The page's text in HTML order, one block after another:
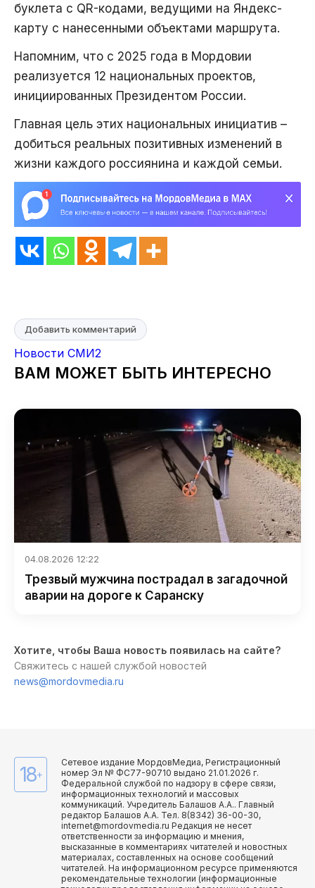
буклета с QR-кодами, ведущими на Яндекс-
карту с нанесенными объектами маршрута.
Напомним, что с 2025 года в Мордовии
реализуется 12 национальных проектов,
инициированных Президентом России.
Главная цель этих национальных инициатив –
добиться реальных позитивных изменений в
жизни каждого россиянина и каждой семьи.
Добавить комментарий
Новости СМИ2
ВАМ МОЖЕТ БЫТЬ ИНТЕРЕСНО
04.08.2026 12:22
Трезвый мужчина пострадал в загадочной
аварии на дороге к Саранску
Хотите, чтобы Ваша новость появилась на сайте?
Свяжитесь с нашей службой новостей
news@mordovmedia.ru
18+
Сетевое издание МордовМедиа, Регистрационный
номер Эл № ФС77-90710 выдано 21.01.2026 г.
Федеральной службой по надзору в сфере связи,
информационных технологий и массовых
коммуникаций. Учредитель Балашов А.А.. Главный
редактор Балашов А.А. Тел. 8(8342) 36-00-30,
internet@mordovmedia.ru Редакция не несет
ответственности за информацию и мнения,
высказанные в комментариях читателей и новостных
материалах, составленных на основе сообщений
читателей. На информационном ресурсе применяются
рекомендательные технологии (информационные